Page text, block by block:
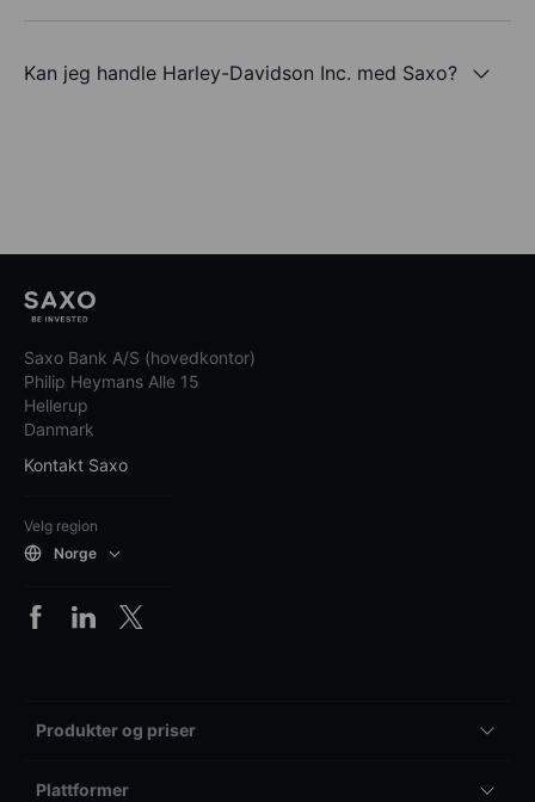
Kan jeg handle Harley-Davidson Inc. med Saxo?
Saxo Bank A/S (hovedkontor)
Philip Heymans Alle 15
Hellerup
Danmark
Kontakt Saxo
Velg region
Norge
Produkter og priser
Plattformer